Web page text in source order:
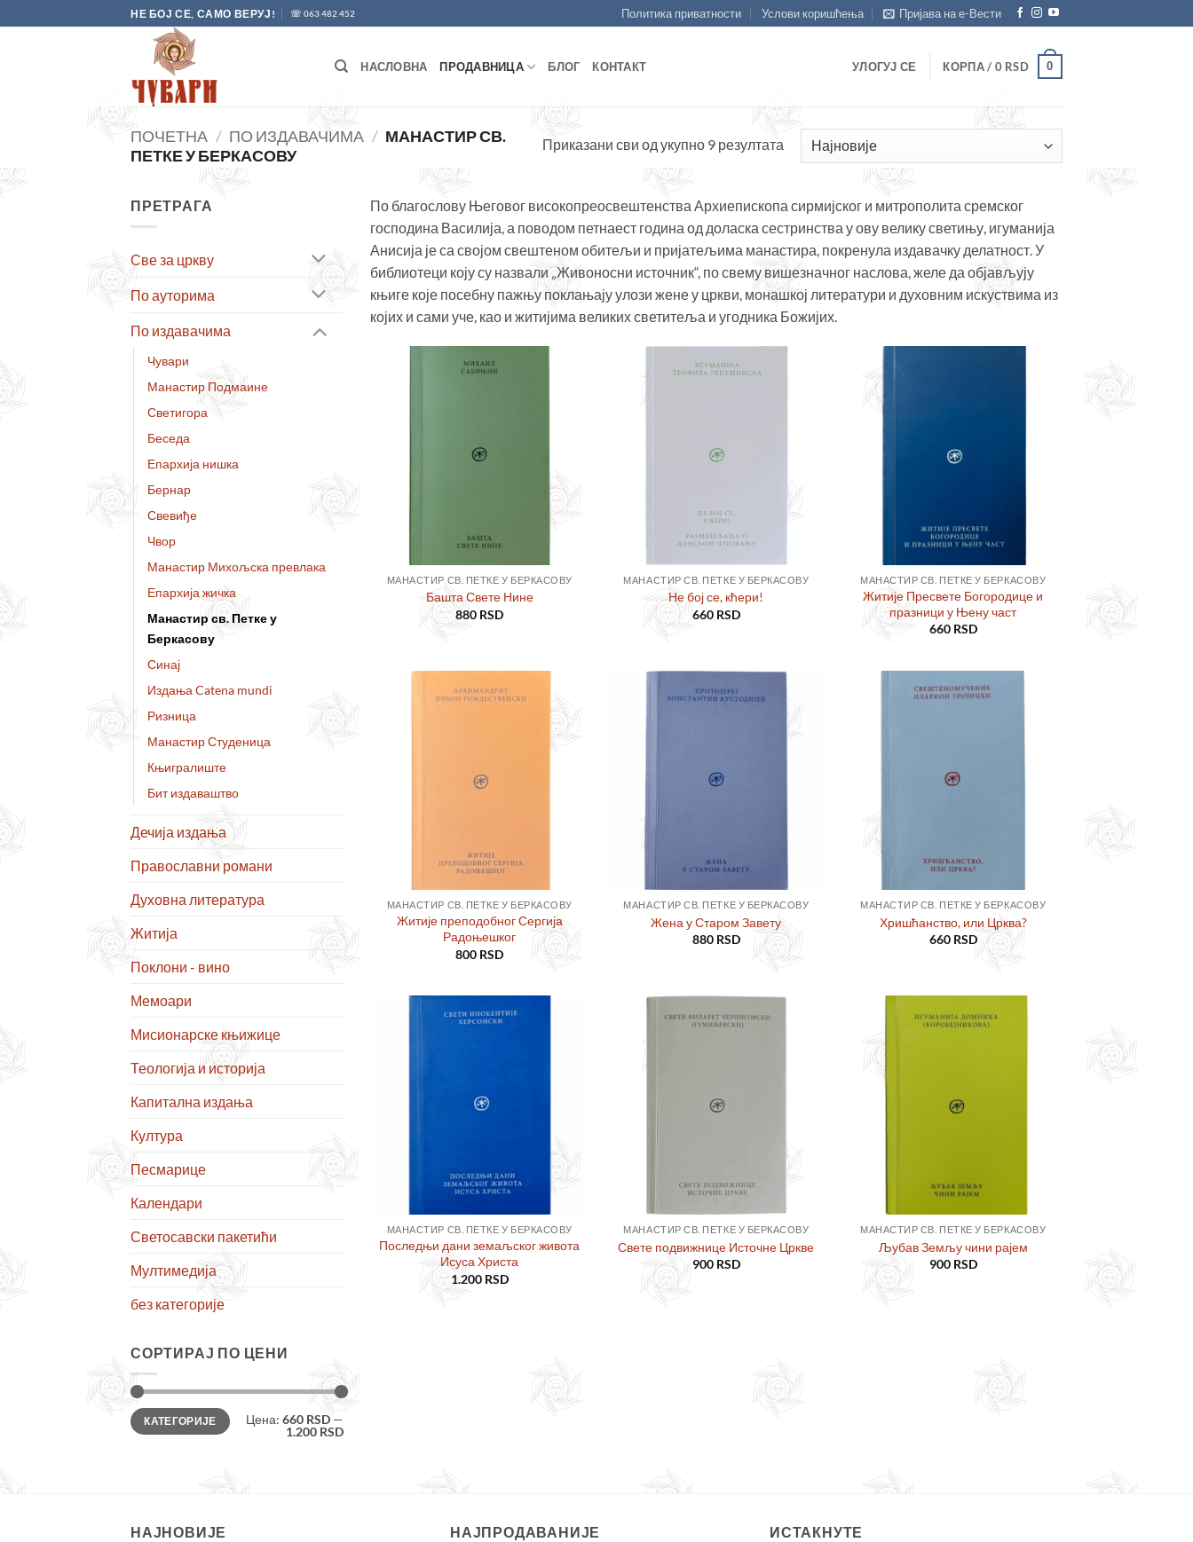
to
НЕ БОЈ СЕ, САМО ВЕРУЈ! ☏ 063 482 452 Политика приватности Услови коришћења Пријава на е-Вести
НАСЛОВНА ПРОДАВНИЦА БЛОГ КОНТАКТ УЛОГУЈ СЕ КОРПА / 0 RSD 0
ПОЧЕТНА / ПО ИЗДАВАЧИМА / МАНАСТИР СВ.
ПЕТКЕ У БЕРКАСОВУ
Приказани сви од укупно 9 резултатаСортирано
ПРЕТРАГА
Све за цркву
По ауторима
По издавачима
Чувари
Манастир Подмаине
Светигора
Беседа
Епархија нишка
Бернар
Свевиђе
Чвор
Манастир Михољска превлака
Епархија жичка
Манастир св. Петке у
Беркасову
Синај
Издања Catena mundi
Ризница
Манастир Студеница
Књигралиште
Бит издаваштво
Дечија издања
Православни романи
Духовна литература
Житија
Поклони - вино
Мемоари
Мисионарске књижице
Теологија и историја
Капитална издања
Култура
Песмарице
Календари
Светосавски пакетићи
Мултимедија
без категорије
СОРТИРАЈ ПО ЦЕНИ
Минимална
цена
Максимална
ценаКАТЕГОРИЈЕ Цена: 660 RSD —
1.200 RSD
По благослову Његовог високопреосвештенства Архиепископа сирмијског и митрополита сремског
господина Василија, а поводом петнаест година од доласка сестринства у ову велику светињу, игуманија
Анисија је са својом свештеном обитељи и пријатељима манастира, покренула издавачку делатност. У
библиотеци коју су назвали „Живоносни источник“, по свему вишезначног наслова, желе да објављују
књиге које посебну пажњу поклањају улози жене у цркви, монашкој литератури и духовним искуствима из
којих и сами уче, као и житијима великих светитеља и угодника Божијих.
МАНАСТИР СВ. ПЕТКЕ У БЕРКАСОВУ
Башта Свете Нине
880 RSD
МАНАСТИР СВ. ПЕТКЕ У БЕРКАСОВУ
Не бој се, кћери!
660 RSD
МАНАСТИР СВ. ПЕТКЕ У БЕРКАСОВУ
Житије Пресвете Богородице и
празници у Њену част
660 RSD
Додајте
у листу
жеља
МАНАСТИР СВ. ПЕТКЕ У БЕРКАСОВУ
Житије преподобног Сергија
Радоњешког
800 RSD
Додајте
у листу
МАНАСТИР СВ. ПЕТКЕ У БЕРКАСОВУ
Жена у Старом Завету
880 RSD
МАНАСТИР СВ. ПЕТКЕ У БЕРКАСОВУ
Хришћанство, или Црква?
660 RSD
МАНАСТИР СВ. ПЕТКЕ У БЕРКАСОВУ
Последњи дани земаљског живота
Исуса Христа
1.200 RSD
МАНАСТИР СВ. ПЕТКЕ У БЕРКАСОВУ
Свете подвижнице Источне Цркве
900 RSD
МАНАСТИР СВ. ПЕТКЕ У БЕРКАСОВУ
Љубав Земљу чини рајем
900 RSD
НАЈНОВИЈЕ НАЈПРОДАВАНИЈЕ ИСТАКНУТЕ